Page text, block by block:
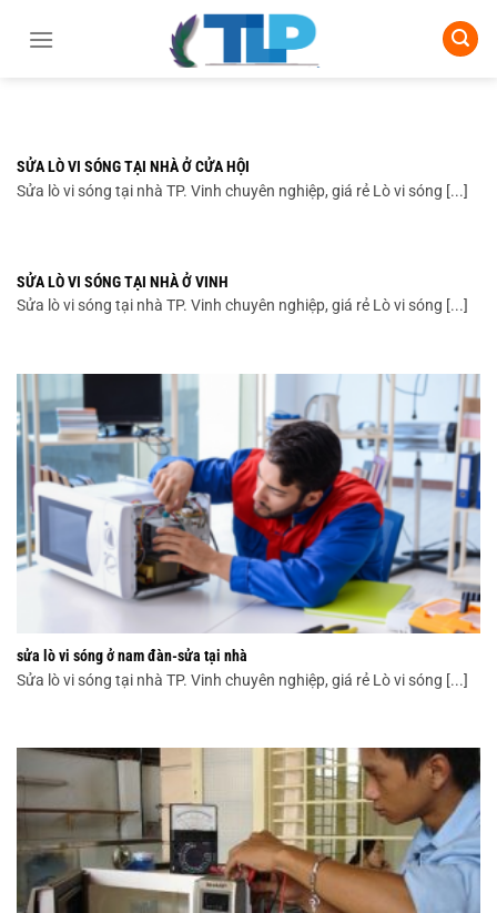
SỬA LÒ VI SÓNG TẠI NHÀ Ở CỬA HỘI
Sửa lò vi sóng tại nhà TP. Vinh chuyên nghiệp, giá rẻ Lò vi sóng [...]
SỬA LÒ VI SÓNG TẠI NHÀ Ở VINH
Sửa lò vi sóng tại nhà TP. Vinh chuyên nghiệp, giá rẻ Lò vi sóng [...]
sửa lò vi sóng ở nam đàn-sửa tại nhà
Sửa lò vi sóng tại nhà TP. Vinh chuyên nghiệp, giá rẻ Lò vi sóng [...]